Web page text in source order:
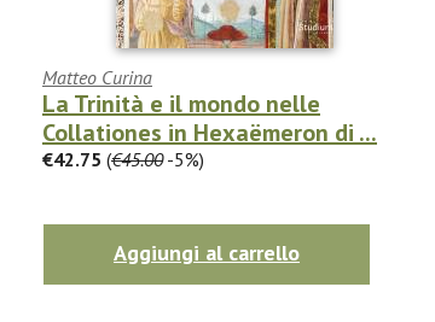
Matteo Curina
La Trinità e il mondo nelle
Collationes in Hexaëmeron di ...
€42.75 (€45.00-5%)
Aggiungi al carrello